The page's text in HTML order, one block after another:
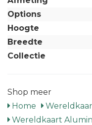
Options
Hoogte
Breedte
Collectie
Shop meer
Home
Wereldkaart